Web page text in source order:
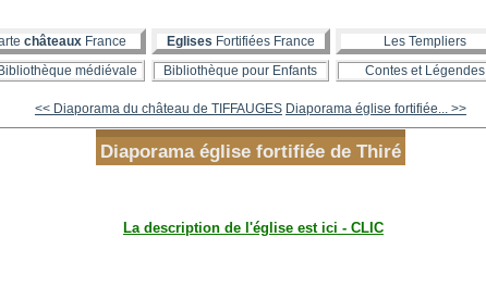
châteauxFrance Eglises Fortifiées France Les Templiers
médiévale Bibliothèque pour Enfants Contes et Légendes
<< Diaporama du château de TIFFAUGES Diaporama église fortifiée... >>
Diaporama église fortifiée de Thiré
La description de l'église est ici - CLIC